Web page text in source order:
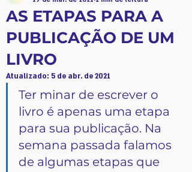
AS ETAPAS PARA A
PUBLICAÇÃO DE UM
LIVRO
Atualizado: 5 de abr. de 2021
Ter minar de escrever o
livro é apenas uma etapa
para sua publicação. Na
semana passada falamos
de algumas etapas que